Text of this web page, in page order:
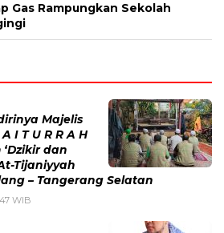
Gas Rampungkan Sekolah
Majelis
I T U R R A H
‘Dzikir dan
Tijaniyyah
– Tangerang Selatan
WIB